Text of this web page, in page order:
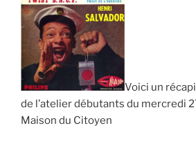
Voici un
de l’atelier débutants du mercredi
Maison du Citoyen